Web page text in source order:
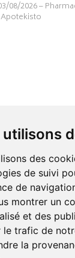
utilisons
des
de suivi
de
montrer un
et des
le trafic de
la
08/2026 –
Apotekisto